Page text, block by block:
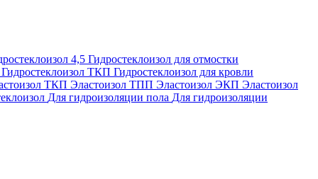
4,5 Гидростеклоизол для отмостки
Гидростеклоизол ТКП Гидростеклоизол для кровли
ТКП Эластоизол ТПП Эластоизол ЭКП Эластоизол
Для гидроизоляции пола Для гидроизоляции